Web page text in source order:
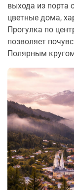
выхода из порта
цветные дома,
Прогулка по
позволяет
Полярным